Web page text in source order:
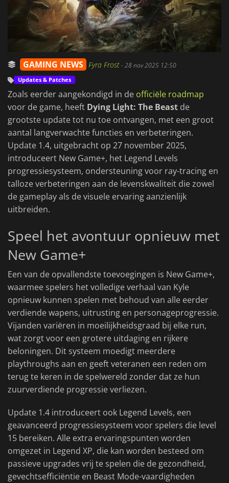
GAMING NEWS Fyra Frost-28 nov 2025 12:50
Updates & Patches
Zoals eerder aangekondigd in de officiële roadmap
voor de game, heeft Dying Light: The Beast de
grootste update tot nu toe ontvangen, met een groot
aantal langverwachte functies en verbeteringen.
Update 1.4, uitgebracht op 27 november 2025,
introduceert New Game+, het Legend Levels
progressiesysteem, ondersteuning voor ray-tracing en
talloze verbeteringen aan de levenskwaliteit die zowel
de gameplay als de visuele ervaring aanzienlijk
uitbreiden.
Speel het avontuur opnieuw met
New Game+
Een van de opvallendste toevoegingen is New Game+,
waarmee spelers het volledige verhaal van Kyle
opnieuw kunnen spelen met behoud van alle eerder
verdiende wapens, uitrusting en personageprogressie.
Vijanden variëren in moeilijkheidsgraad bij elke run,
wat zorgt voor een grotere uitdaging en rijkere
beloningen. Dit systeem moedigt meerdere
playthroughs aan en geeft veteranen een reden om
terug te keren in de spelwereld zonder dat ze hun
zuurverdiende progressie verliezen.
Update 1.4 introduceert ook Legend Levels, een
geavanceerd progressiesysteem voor spelers die level
15 bereiken. Alle extra ervaringspunten worden
omgezet in Legend XP, die kan worden besteed om
passieve upgrades vrij te spelen die de gezondheid,
gevechtsefficiëntie en Beast Mode-vaardigheden